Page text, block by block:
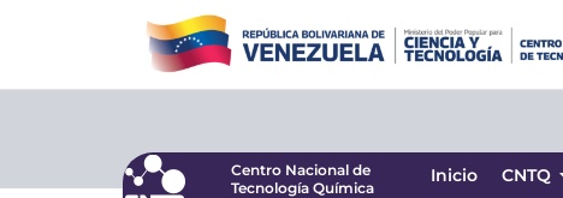
Tecnología Química
CNTQ
Centro Nacional de
Tecnología Química
Inicio CNTQ